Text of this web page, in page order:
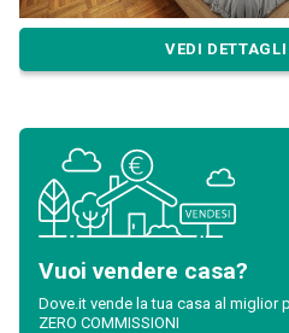
VEDI
Vuoi vendere casa?
Dove.it vende la tua casa al miglior
ZERO COMMISSIONI